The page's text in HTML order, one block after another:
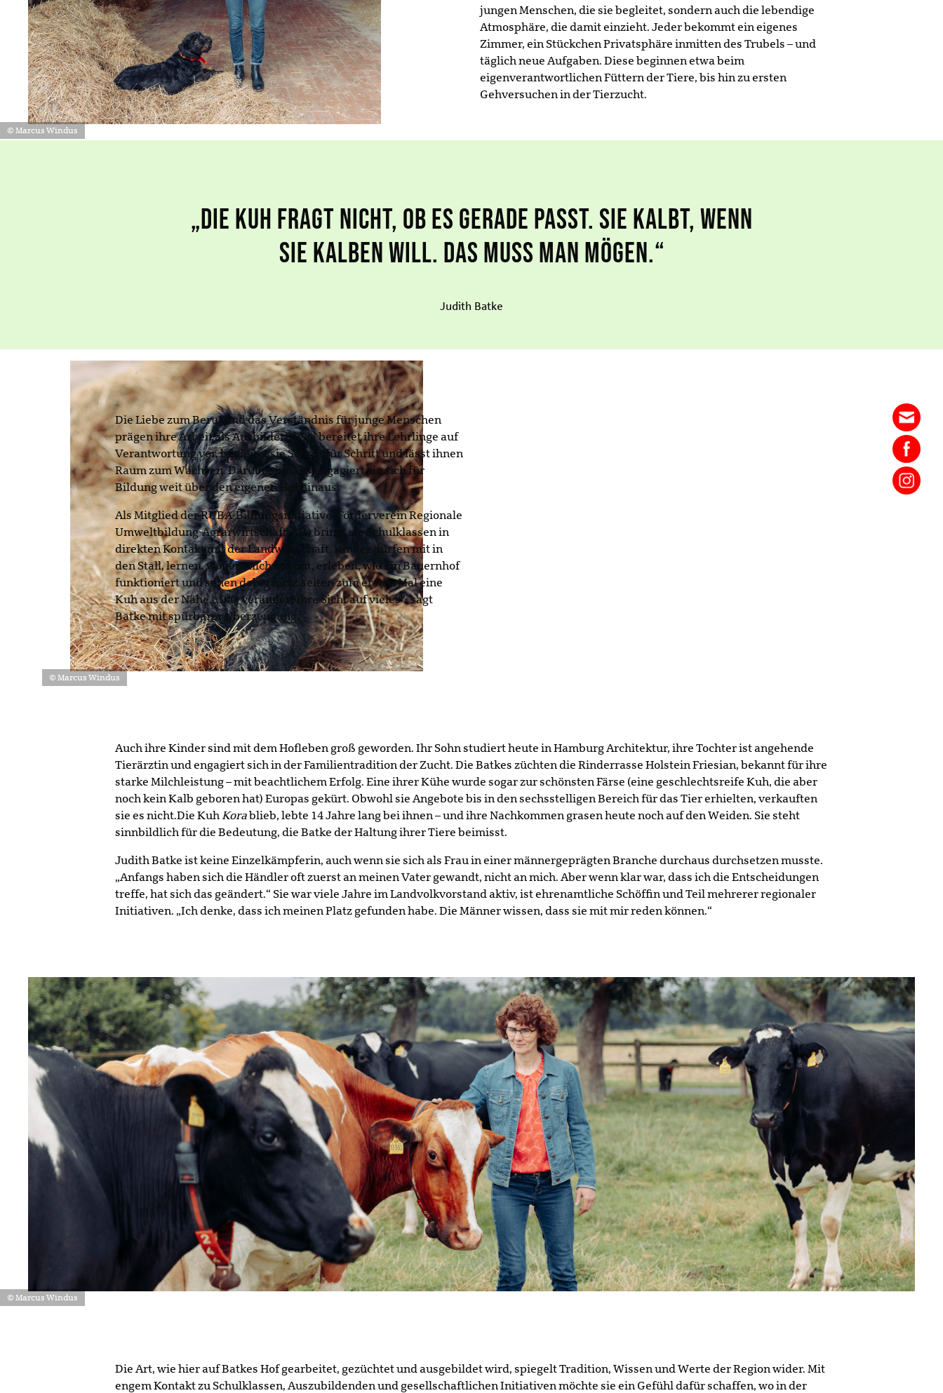
jungen Menschen, die sie begleitet, sondern auch die lebendige
Atmosphäre, die damit einzieht. Jeder bekommt ein eigenes
Zimmer, ein Stückchen Privatsphäre inmitten des Trubels – und
täglich neue Aufgaben. Diese beginnen etwa beim
eigenverantwortlichen Füttern der Tiere, bis hin zu ersten
Gehversuchen in der Tierzucht.
© Marcus Windus
„Die Kuh fragt nicht, ob es gerade passt. Sie kalbt, wenn
sie kalben will. Das muss man mögen.“
Judith Batke
Die Liebe zum Beruf und das Verständnis für junge Menschen
prägen ihre Arbeit als Ausbilderin. Sie bereitet ihre Lehrlinge auf
Verantwortung vor, begleitet sie Schritt für Schritt und lässt ihnen
Raum zum Wachsen. Darüber hinaus engagiert sie sich für
Bildung weit über den eigenen Hof hinaus.
Als Mitglied der RUBA-Bildungsinitiative (Förderverein Regionale
Umweltbildung-Agrarwirtschaft e.V.) bringt sie Schulklassen in
direkten Kontakt mit der Landwirtschaft. Kinder dürfen mit in
den Stall, lernen, woher Milch kommt, erleben, wie ein Bauernhof
funktioniert und sehen dabei nicht selten zum ersten Mal eine
Kuh aus der Nähe. „Das verändert ihre Sicht auf vieles“, sagt
Batke mit spürbarer Überzeugung.
© Marcus Windus
Auch ihre Kinder sind mit dem Hofleben groß geworden. Ihr Sohn studiert heute in Hamburg Architektur, ihre Tochter ist angehende
Tierärztin und engagiert sich in der Familientradition der Zucht. Die Batkes züchten die Rinderrasse Holstein Friesian, bekannt für ihre
starke Milchleistung – mit beachtlichem Erfolg. Eine ihrer Kühe wurde sogar zur schönsten Färse (eine geschlechtsreife Kuh, die aber
noch kein Kalb geboren hat) Europas gekürt. Obwohl sie Angebote bis in den sechsstelligen Bereich für das Tier erhielten, verkauften
sie es nicht.Die KuhKorablieb, lebte 14 Jahre lang bei ihnen – und ihre Nachkommen grasen heute noch auf den Weiden. Sie steht
sinnbildlich für die Bedeutung, die Batke der Haltung ihrer Tiere beimisst.
Judith Batke ist keine Einzelkämpferin, auch wenn sie sich als Frau in einer männergeprägten Branche durchaus durchsetzen musste.
„Anfangs haben sich die Händler oft zuerst an meinen Vater gewandt, nicht an mich. Aber wenn klar war, dass ich die Entscheidungen
treffe, hat sich das geändert.“ Sie war viele Jahre im Landvolkvorstand aktiv, ist ehrenamtliche Schöffin und Teil mehrerer regionaler
Initiativen. „Ich denke, dass ich meinen Platz gefunden habe. Die Männer wissen, dass sie mit mir reden können.“
© Marcus Windus
Die Art, wie hier auf Batkes Hof gearbeitet, gezüchtet und ausgebildet wird, spiegelt Tradition, Wissen und Werte der Region wider. Mit
engem Kontakt zu Schulklassen, Auszubildenden und gesellschaftlichen Initiativen möchte sie ein Gefühl dafür schaffen, wo in der